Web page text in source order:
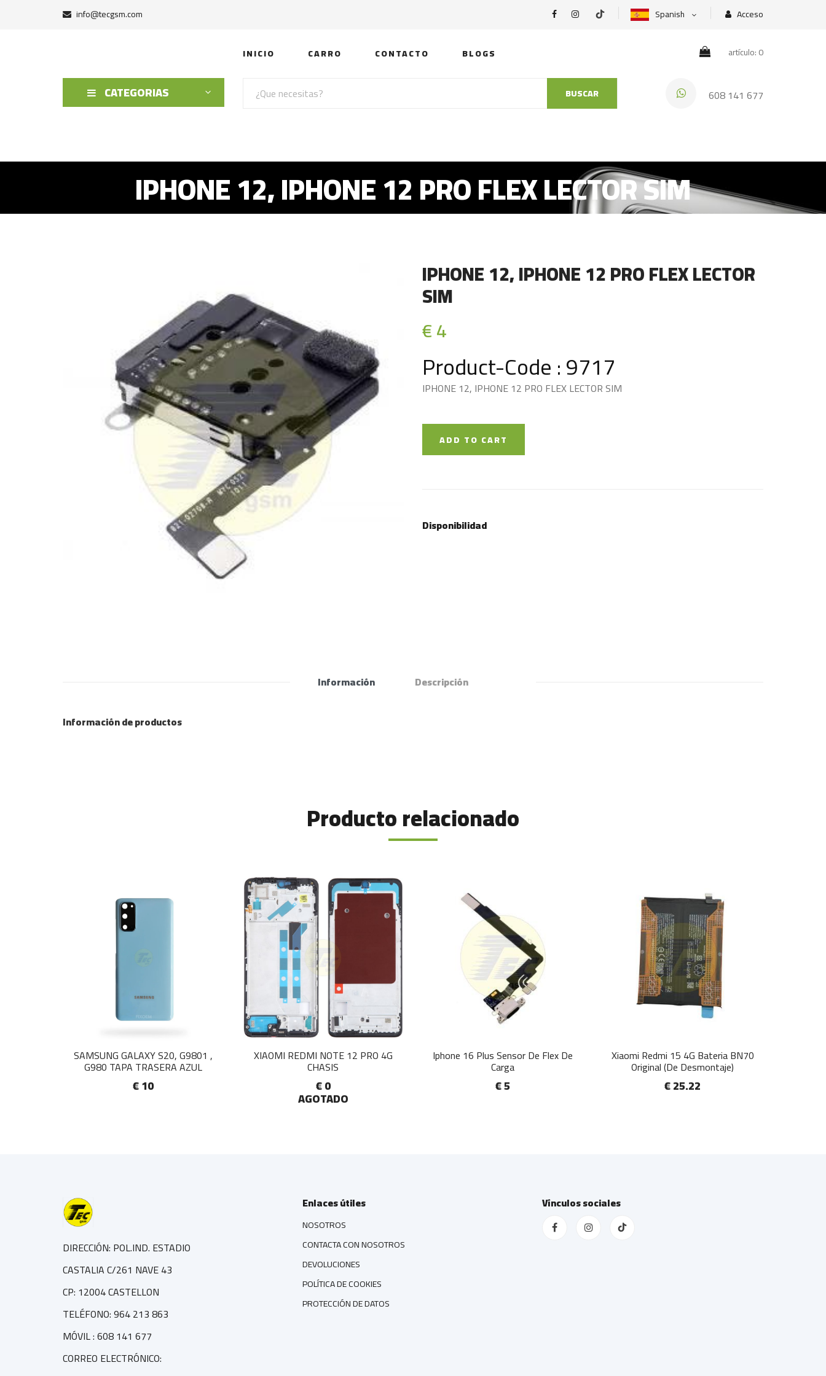
info@tecgsm.com Spanish Acceso
INICIO CARRO CONTACTO BLOGS artículo: 0
CATEGORIAS BUSCAR 608 141 677
IPHONE 12, IPHONE 12 PRO FLEX LECTOR SIM
IPHONE 12, IPHONE 12 PRO FLEX LECTOR
SIM
€ 4
Product-Code : 9717
IPHONE 12, IPHONE 12 PRO FLEX LECTOR SIM
ADD TO CART
Disponibilidad
Información Descripción
Información de productos
Producto relacionado
SAMSUNG GALAXY S20, G9801 ,
G980 TAPA TRASERA AZUL
€ 10
XIAOMI REDMI NOTE 12 PRO 4G
CHASIS
€ 0
AGOTADO
Iphone 16 Plus Sensor De Flex De
Carga
€ 5
Xiaomi Redmi 15 4G Bateria BN70
Original (De Desmontaje)
€ 25.22
DIRECCIÓN: POL.IND. ESTADIO
CASTALIA C/261 NAVE 43
CP: 12004 CASTELLON
TELÉFONO: 964 213 863
MÓVIL : 608 141 677
CORREO ELECTRÓNICO:
Enlaces útiles
NOSOTROS
CONTACTA CON NOSOTROS
DEVOLUCIONES
POLÍTICA DE COOKIES
PROTECCIÓN DE DATOS
Vínculos sociales